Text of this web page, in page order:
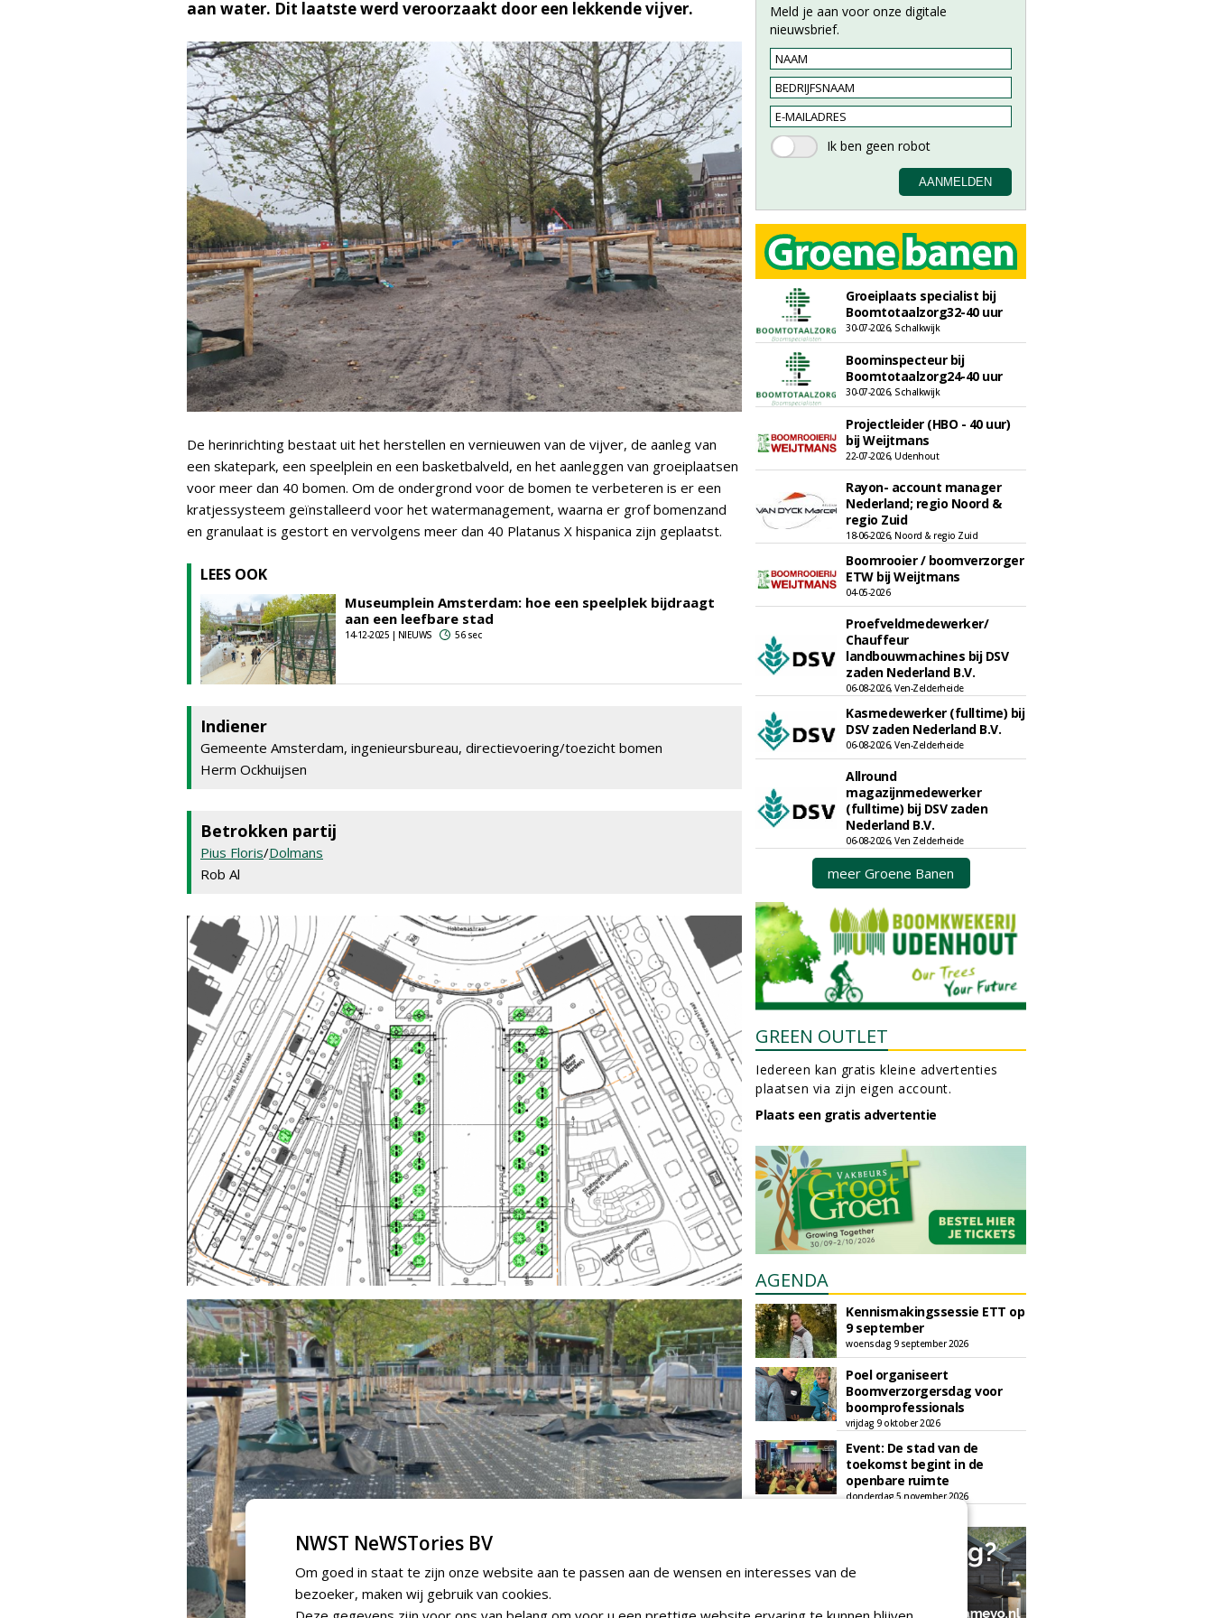
aan water. Dit laatste werd veroorzaakt door een lekkende vijver.
De herinrichting bestaat uit het herstellen en vernieuwen van de vijver, de aanleg van
een skatepark, een speelplein en een basketbalveld, en het aanleggen van groeiplaatsen
voor meer dan 40 bomen. Om de ondergrond voor de bomen te verbeteren is er een
kratjessysteem geïnstalleerd voor het watermanagement, waarna er grof bomenzand
en granulaat is gestort en vervolgens meer dan 40 Platanus X hispanica zijn geplaatst.
LEES OOK
Museumplein Amsterdam: hoe een speelplek bijdraagt
aan een leefbare stad
14-12-2025 | NIEUWS 56 sec
Indiener
Gemeente Amsterdam, ingenieursbureau, directievoering/toezicht bomen
Herm Ockhuijsen
Betrokken partij
Pius Floris/Dolmans
Rob Al
Meld je aan voor onze digitale
nieuwsbrief.
Groeiplaats specialist bij
Boomtotaalzorg32-40 uur
30-07-2026, Schalkwijk
Boominspecteur bij
Boomtotaalzorg24-40 uur
30-07-2026, Schalkwijk
Projectleider (HBO - 40 uur)
bij Weijtmans
22-07-2026, Udenhout
Rayon- account manager
Nederland; regio Noord &
regio Zuid
18-06-2026, Noord & regio Zuid
Boomrooier / boomverzorger
ETW bij Weijtmans
04-05-2026
Proefveldmedewerker/
Chauffeur
landbouwmachines bij DSV
zaden Nederland B.V.
06-08-2026, Ven-Zelderheide
Kasmedewerker (fulltime) bij
DSV zaden Nederland B.V.
06-08-2026, Ven-Zelderheide
Allround
magazijnmedewerker
(fulltime) bij DSV zaden
Nederland B.V.
06-08-2026, Ven Zelderheide
meer Groene Banen
GREEN OUTLET
Iedereen kan gratis kleine advertenties
plaatsen via zijn eigen account.
Plaats een gratis advertentie
AGENDA
Kennismakingssessie ETT op
9 september
woensdag 9 september 2026
Poel organiseert
Boomverzorgersdag voor
boomprofessionals
vrijdag 9 oktober 2026
Event: De stad van de
toekomst begint in de
openbare ruimte
donderdag 5 november 2026
NWST NeWSTories BV
Om goed in staat te zijn onze website aan te passen aan de wensen en interesses van de
bezoeker, maken wij gebruik van cookies.